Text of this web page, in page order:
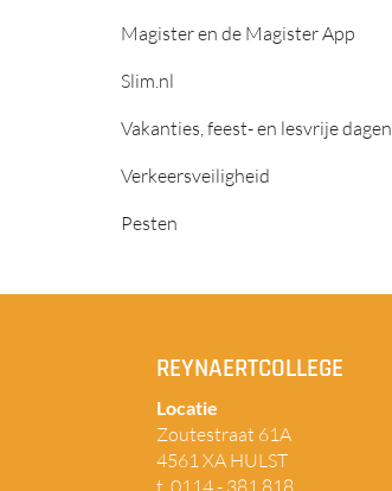
Magister en de Magister App
Slim.nl
Vakanties, feest- en lesvrije dagen
Verkeersveiligheid
Pesten
REYNAERTCOLLEGE
Locatie
Zoutestraat 61A
4561 XA HULST
t. 0114 - 381 818